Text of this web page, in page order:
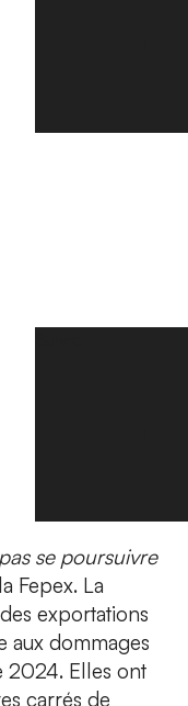
se poursuivre
Fepex. La
exportations
aux dommages
2024. Elles ont
carrés de